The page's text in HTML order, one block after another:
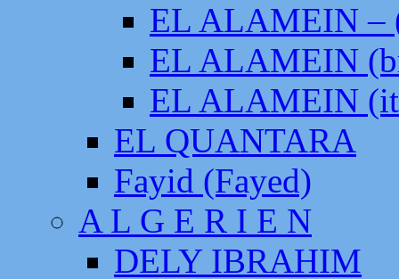
EL ALAMEIN –
EL ALAMEIN
EL ALAMEIN
EL QUANTARA
Fayid (Fayed)
A L G E R I E N
DELY IBRAHIM